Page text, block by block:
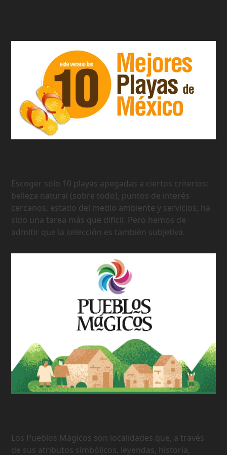
Escoger sólo 10 playas apegadas a ciertos criterios:
belleza natural (sobre todo), puntos de interés
cercanos, estado del medio ambiente y servicios, ha
sido una tarea más que dificil. Pero hemos de
admitir que la selección es también subjetiva.
Los Pueblos Mágicos son localidades que, a través
de sus atributos simbólicos, leyendas, historia,